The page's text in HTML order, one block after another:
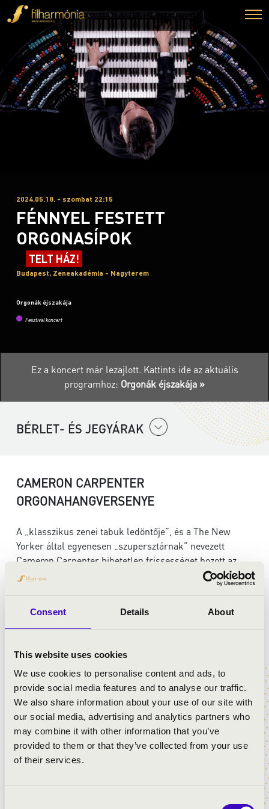
Consent Details About
This website uses cookies
We use cookies to personalise content and ads, to
provide social media features and to analyse our traffic.
We also share information about your use of our site with
our social media, advertising and analytics partners who
may combine it with other information that you’ve
provided to them or that they’ve collected from your use
of their services.
2024.05.18. - szombat 22:15
FÉNNYEL FESTETT
ORGONASÍPOK
TELT HÁZ!
Budapest, Zeneakadémia - Nagyterem
Orgonák éjszakája
Fesztivál koncert
Ez a koncert már lezajlott. Kattints ide az aktuális
programhoz: Orgonák éjszakája »
BÉRLET- ÉS JEGYÁRAK
CAMERON CARPENTER
ORGONAHANGVERSENYE
A „klasszikus zenei tabuk ledöntője”, és a The New
Yorker által egyenesen „szupersztárnak” nevezett
Cameron Carpenter hihetetlen frissességet hozott az
orgonaművészetbe. Az amerikai orgonavirtuóz,
Orgonák éjszakája keretében.
megrendezésre kerülő mindkét hangversenyére (
Hannfried Lucke és Rost Andrea koncertje ;22:15-
Fénnyel festett orgonasípok) és a második kocnert
árából 50% kedvezményt biztosítunk. A kedvezményt a
jegyek egy időben történő vásárlásakor érvényesítheti.
Koncertjegyével most exkluzív orgonabejárást
nyerhet a Zeneakadémián!